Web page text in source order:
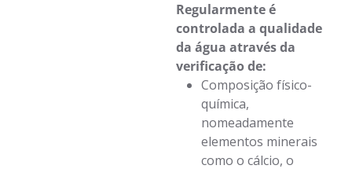
Regularmente é
controlada a qualidade
da água através da
verificação de:
Composição físico-
química,
nomeadamente
elementos minerais
como o cálcio, o